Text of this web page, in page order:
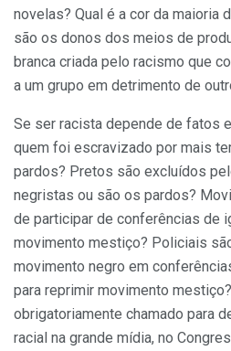
novelas? Qual é a cor da maioria
são os donos dos meios de
branca criada pelo racismo que
a um grupo em detrimento de
Se ser racista depende de fatos
quem foi escravizado por mais
pardos? Pretos são excluídos
negristas ou são os pardos?
de participar de conferências de
movimento mestiço? Policiais
movimento negro em
para reprimir movimento
obrigatoriamente chamado para
racial na grande mídia, no